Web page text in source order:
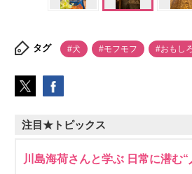
タグ #犬 #モフモフ #おもし
注目★トピックス
川島海荷さんと学ぶ 日常に潜む